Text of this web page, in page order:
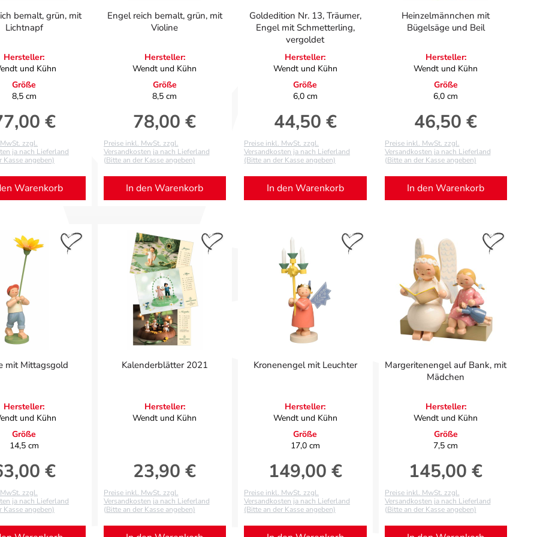
bemalt, grün, mit
Lichtnapf
Hersteller:
und Kühn
Größe
8,5 cm
Preis:
€
zzgl.
ja nach Lieferland
Kasse angeben)
Warenkorb
Engel reich bemalt, grün, mit
Violine
Hersteller:
Wendt und Kühn
Größe
8,5 cm
Regulärer Preis:
78,00 €
Preise inkl. MwSt. zzgl.
Versandkosten ja nach Lieferland
(Bitte an der Kasse angeben)
In den Warenkorb
Goldedition Nr. 13, Träumer,
Engel mit Schmetterling,
vergoldet
Hersteller:
Wendt und Kühn
Größe
6,0 cm
Regulärer Preis:
44,50 €
Preise inkl. MwSt. zzgl.
Versandkosten ja nach Lieferland
(Bitte an der Kasse angeben)
In den Warenkorb
Heinzelmännchen mit
Bügelsäge und Beil
Hersteller:
Wendt und Kühn
Größe
6,0 cm
Regulärer Preis:
46,50 €
Preise inkl. MwSt. zzgl.
Versandkosten ja nach Lieferland
(Bitte an der Kasse angeben)
In den Warenkorb
mit Mittagsgold
Hersteller:
und Kühn
Größe
14,5 cm
Preis:
€
zzgl.
ja nach Lieferland
Kasse angeben)
Kalenderblätter 2021
Hersteller:
Wendt und Kühn
Regulärer Preis:
23,90 €
Preise inkl. MwSt. zzgl.
Versandkosten ja nach Lieferland
(Bitte an der Kasse angeben)
Kronenengel mit Leuchter
Hersteller:
Wendt und Kühn
Größe
17,0 cm
Regulärer Preis:
149,00 €
Preise inkl. MwSt. zzgl.
Versandkosten ja nach Lieferland
(Bitte an der Kasse angeben)
Margeritenengel auf Bank, mit
Mädchen
Hersteller:
Wendt und Kühn
Größe
7,5 cm
Regulärer Preis:
145,00 €
Preise inkl. MwSt. zzgl.
Versandkosten ja nach Lieferland
(Bitte an der Kasse angeben)